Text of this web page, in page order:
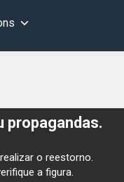
propagandas.
o reestorno.
a figura.